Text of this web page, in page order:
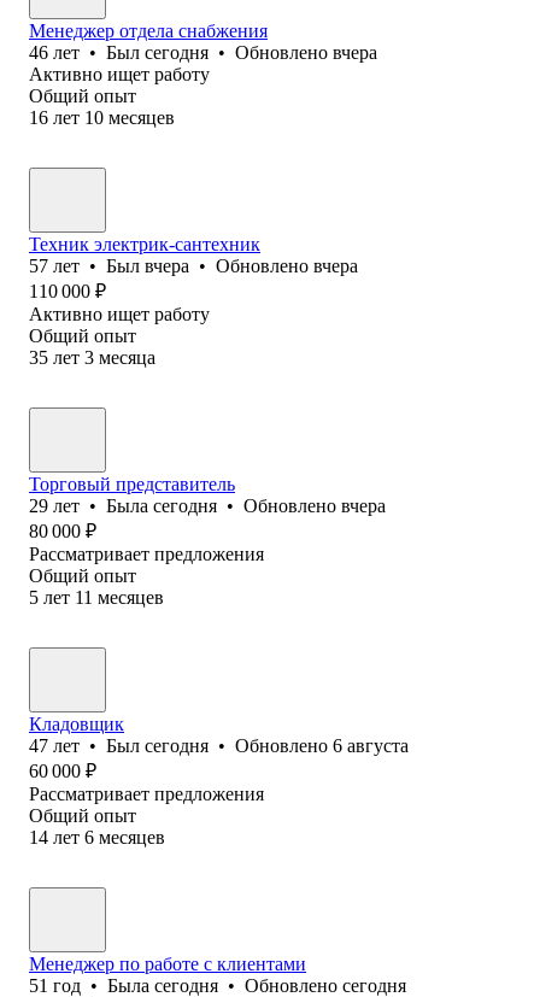
Менеджер отдела снабжения
46 лет • Был сегодня • Обновлено вчера
Активно ищет работу
Общий опыт
16 лет 10 месяцев
Техник электрик-сантехник
57 лет • Был вчера • Обновлено вчера
110 000 ₽
Активно ищет работу
Общий опыт
35 лет 3 месяца
Торговый представитель
29 лет • Была сегодня • Обновлено вчера
80 000 ₽
Рассматривает предложения
Общий опыт
5 лет 11 месяцев
Кладовщик
47 лет • Был сегодня • Обновлено 6 августа
60 000 ₽
Рассматривает предложения
Общий опыт
14 лет 6 месяцев
Менеджер по работе с клиентами
51 год • Была сегодня • Обновлено сегодня